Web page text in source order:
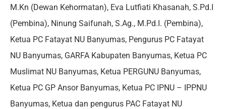
M.Kn (Dewan Kehormatan), Eva Lutfiati Khasanah, S.Pd.I
(Pembina), Ninung Saifunah, S.Ag., M.Pd.I. (Pembina),
Ketua PC Fatayat NU Banyumas, Pengurus PC Fatayat
NU Banyumas, GARFA Kabupaten Banyumas, Ketua PC
Muslimat NU Banyumas, Ketua PERGUNU Banyumas,
Ketua PC GP Ansor Banyumas, Ketua PC IPNU – IPPNU
Banyumas, Ketua dan pengurus PAC Fatayat NU